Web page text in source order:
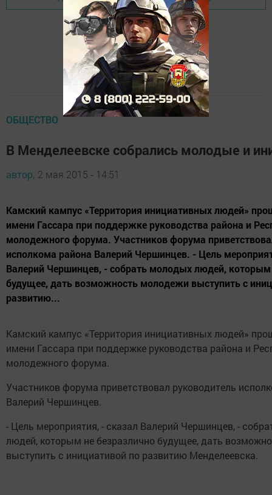
ОБЩЕСТВО
В Менделеевске собрались молодые и
автор, 2 мая 2015 - 14:51
Камский кампус «Территория инициативных людей»
имени Гассара при поддержке руководства района и
молодежного форума. Участников форума
исполкома района Валерий Чершинцев. - Цель
Валерий Чершинцев, - собрать молодых людей, которым
будущее, дать возможность молодежи выступить с
развитию...
Камский кампус «Территория инициативных людей»
имени Гассара при поддержке руководства района и
молодежного форума.
Участников форума приветствовал руководитель
Валерий Чершинцев.
- Цель мероприятия, - сказал Валерий Чершинцев, -
людей, которым не безразлично будущее, дать
выступить с инициативой по развитию Менделеевска.